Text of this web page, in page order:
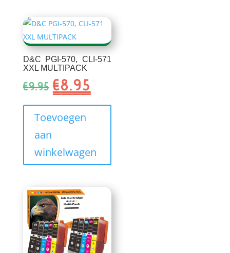
D&C PGI-570, CLI-571
XXL MULTIPACK
€9.95 Oorspronkelijke
prijs
was:
€9.95.
€8.95
prijs
is:
Toevoegen
aan
winkelwagen